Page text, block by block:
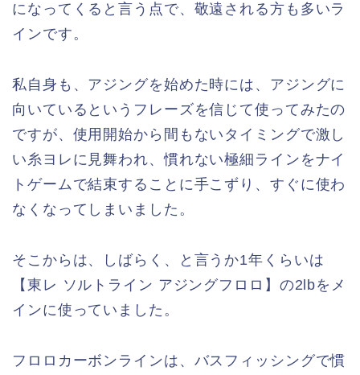
になってくると言う点で、敬遠される方も多いラ
インです。
私自身も、アジングを始めた時には、アジングに
向いているというフレーズを信じて使ってみたの
ですが、使用開始から間もないタイミングで激し
い糸ヨレに見舞われ、慣れない極細ラインをナイ
トゲームで結束することに手こずり、すぐに使わ
なくなってしまいました。
そこからは、しばらく、と言うか1年くらいは
【東レ ソルトライン アジングフロロ】の2lbをメ
インに使っていました。
フロロカーボンラインは、バスフィッシングで慣